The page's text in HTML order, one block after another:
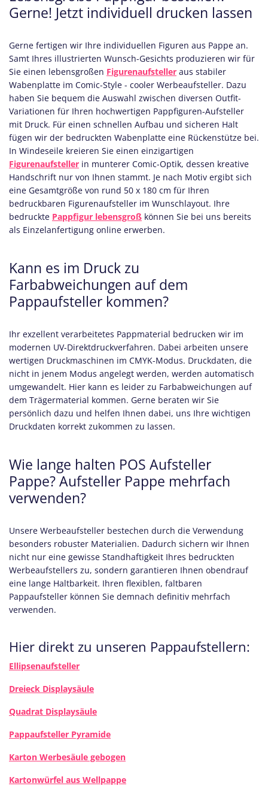
Gerne! Jetzt individuell drucken lassen
Gerne fertigen wir Ihre individuellen Figuren aus Pappe an.
Samt Ihres illustrierten Wunsch-Gesichts produzieren wir für
Sie einen lebensgroßen Figurenaufsteller aus stabiler
Wabenplatte im Comic-Style - cooler Werbeaufsteller. Dazu
haben Sie bequem die Auswahl zwischen diversen Outfit-
Variationen für Ihren hochwertigen Pappfiguren-Aufsteller
mit Druck. Für einen schnellen Aufbau und sicheren Halt
fügen wir der bedruckten Wabenplatte eine Rückenstütze bei.
In Windeseile kreieren Sie einen einzigartigen
Figurenaufsteller in munterer Comic-Optik, dessen kreative
Handschrift nur von Ihnen stammt. Je nach Motiv ergibt sich
eine Gesamtgröße von rund 50 x 180 cm für Ihren
bedruckbaren Figurenaufsteller im Wunschlayout. Ihre
bedruckte Pappfigur lebensgroß können Sie bei uns bereits
als Einzelanfertigung online erwerben.
Kann es im Druck zu
Farbabweichungen auf dem
Pappaufsteller kommen?
Ihr exzellent verarbeitetes Pappmaterial bedrucken wir im
modernen UV-Direktdruckverfahren. Dabei arbeiten unsere
wertigen Druckmaschinen im CMYK-Modus. Druckdaten, die
nicht in jenem Modus angelegt werden, werden automatisch
umgewandelt. Hier kann es leider zu Farbabweichungen auf
dem Trägermaterial kommen. Gerne beraten wir Sie
persönlich dazu und helfen Ihnen dabei, uns Ihre wichtigen
Druckdaten korrekt zukommen zu lassen.
Wie lange halten POS Aufsteller
Pappe? Aufsteller Pappe mehrfach
verwenden?
Unsere Werbeaufsteller bestechen durch die Verwendung
besonders robuster Materialien. Dadurch sichern wir Ihnen
nicht nur eine gewisse Standhaftigkeit Ihres bedruckten
Werbeaufstellers zu, sondern garantieren Ihnen obendrauf
eine lange Haltbarkeit. Ihren flexiblen, faltbaren
Pappaufsteller können Sie demnach definitiv mehrfach
verwenden.
Hier direkt zu unseren Pappaufstellern:
Ellipsenaufsteller
Dreieck Displaysäule
Quadrat Displaysäule
Pappaufsteller Pyramide
Karton Werbesäule gebogen
Kartonwürfel aus Wellpappe